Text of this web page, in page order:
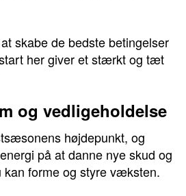
skabe de bedste betingelser
her giver et stærkt og tæt
og vedligeholdelse
højdepunkt, og
på at danne nye skud og
kan forme og styre væksten.